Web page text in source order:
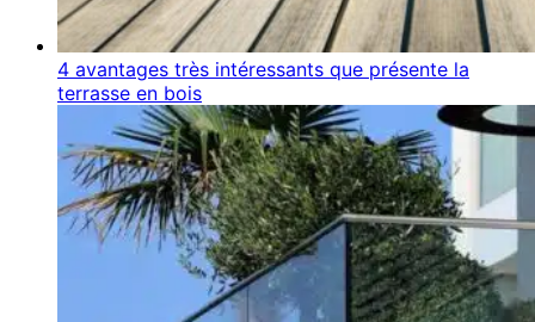
4 avantages très intéressants que présente la
terrasse en bois